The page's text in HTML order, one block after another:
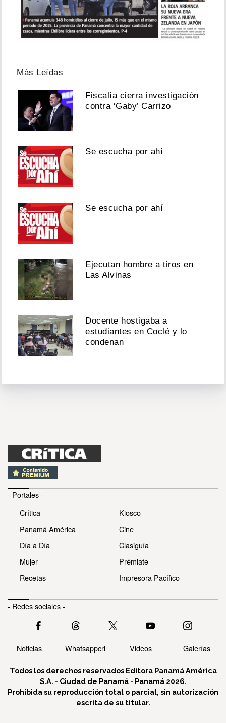
Más Leídas
Fiscalía cierra investigación
contra ‘Gaby’ Carrizo
Se escucha por ahí
Se escucha por ahí
Ejecutan hombre a tiros en
Las Alvinas
Docente hostigaba a
estudiantes en Coclé y lo
condenan
- Portales -
Crítica
Panamá América
Día a Día
Mujer
Recetas
Kiosco
Cine
Clasiguía
Prémiate
Impresora Pacífico
- Redes sociales -
Noticias Whatsappcri Videos Galerías
Todos los derechos reservados Editora Panamá América
S.A. - Ciudad de Panamá - Panamá 2026.
Prohibida su reproducción total o parcial, sin autorización
escrita de su titular.